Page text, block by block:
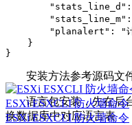
"stats_line_d":
"stats_line_m":
"planalert": "计
    }
}
安装方法参考源码文
语言包安装，先在后
换数据库中对应语言表
ESXi ESXCLI 防火墙命令
ESXi ESXCLI 防火墙命令